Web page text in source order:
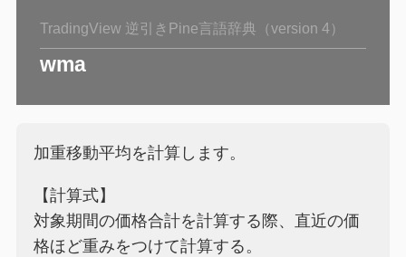
TradingView 逆引きPine言語辞典（version 4）
wma
加重移動平均を計算します。
【計算式】
対象期間の価格合計を計算する際、直近の価
格ほど重みをつけて計算する。